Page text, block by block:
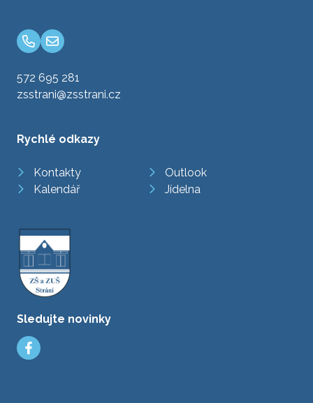
572 695 281
zsstrani@zsstrani.cz
Rychlé odkazy
Kontakty
Outlook
Kalendář
Jídelna
Sledujte novinky